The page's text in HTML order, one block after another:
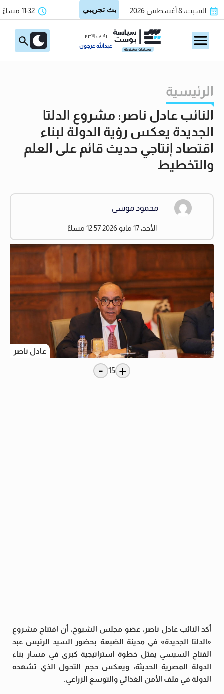
السبت، 8 أغسطس 2026 11:32 مساءً
رئيس التحرير
عبدالله عرجون
الرئيسية
النائب عادل ناصر: مشروع الدلتا
الجديدة يعكس رؤية الدولة لبناء
اقتصاد إنتاجي حديث قائم على العلم
والتخطيط
محمود موسى
الأحد، 17 مايو 2026 12:57 مساءً
عادل ناصر
+
15
-
أكد النائب عادل ناصر، عضو مجلس الشيوخ، أن افتتاح مشروع
«الدلتا الجديدة» في مدينة الضبعة بحضور السيد الرئيس عبد
الفتاح السيسي يمثل خطوة استراتيجية كبرى في مسار بناء
الدولة المصرية الحديثة، ويعكس حجم التحول الذي تشهده
الدولة في ملف الأمن الغذائي والتوسع الزراعي.